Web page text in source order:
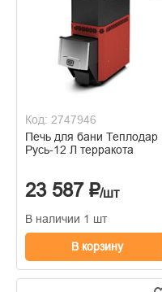
Код: 2747946
Печь для бани Теплодар
Русь-12 Л терракота
23 587 ₽/шт
В наличии 1 шт
В корзину